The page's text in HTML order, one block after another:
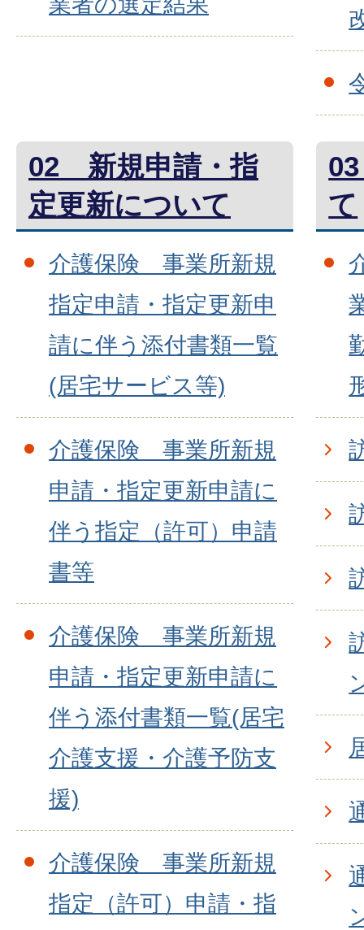
02 新規申請・指
定更新について
介護保険 事業所新規
指定申請・指定更新申
請に伴う添付書類一覧
(居宅サービス等)
介護保険 事業所新規
申請・指定更新申請に
伴う指定（許可）申請
書等
介護保険 事業所新規
申請・指定更新申請に
伴う添付書類一覧(居宅
介護支援・介護予防支
援)
介護保険 事業所新規
指定（許可）申請・指
て